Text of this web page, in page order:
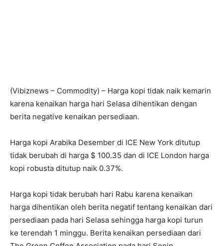
(Vibiznews – Commodity) – Harga kopi tidak naik kemarin
karena kenaikan harga hari Selasa dihentikan dengan
berita negative kenaikan persediaan.
Harga kopi Arabika Desember di ICE New York ditutup
tidak berubah di harga $ 100.35 dan di ICE London harga
kopi robusta ditutup naik 0.37%.
Harga kopi tidak berubah hari Rabu karena kenaikan
harga dihentikan oleh berita negatif tentang kenaikan dari
persediaan pada hari Selasa sehingga harga kopi turun
ke terendah 1 minggu. Berita kenaikan persediaan dari